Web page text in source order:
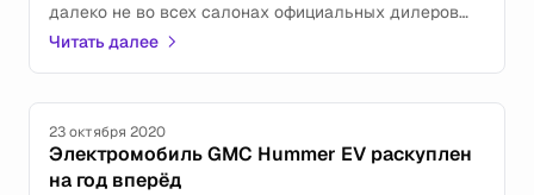
далеко не во всех салонах официальных дилеров
General Motors.
Читать далее
23 октября 2020
Электромобиль GMC Hummer EV раскуплен
на год вперёд